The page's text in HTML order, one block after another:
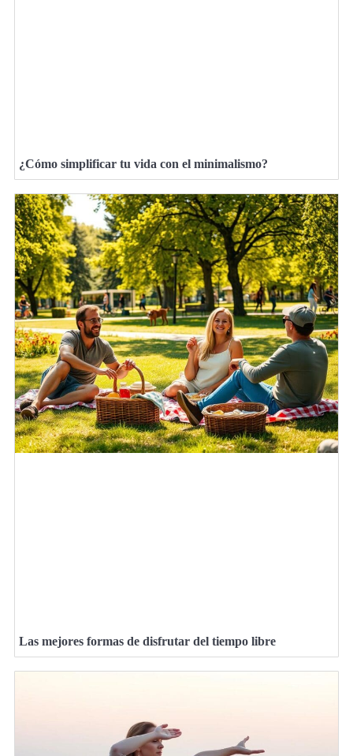
¿Cómo simplificar tu vida con el minimalismo?
Las mejores formas de disfrutar del tiempo libre